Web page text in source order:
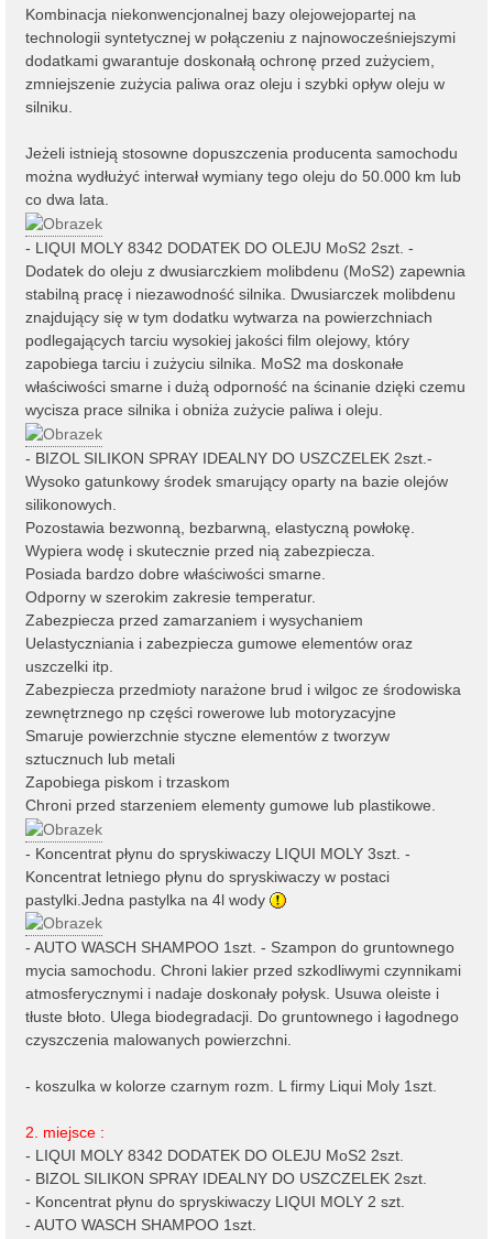
Kombinacja niekonwencjonalnej bazy olejowejopartej na
technologii syntetycznej w połączeniu z najnowocześniejszymi
dodatkami gwarantuje doskonałą ochronę przed zużyciem,
zmniejszenie zużycia paliwa oraz oleju i szybki opływ oleju w
silniku.
Jeżeli istnieją stosowne dopuszczenia producenta samochodu
można wydłużyć interwał wymiany tego oleju do 50.000 km lub
co dwa lata.
- LIQUI MOLY 8342 DODATEK DO OLEJU MoS2 2szt. -
Dodatek do oleju z dwusiarczkiem molibdenu (MoS2) zapewnia
stabilną pracę i niezawodność silnika. Dwusiarczek molibdenu
znajdujący się w tym dodatku wytwarza na powierzchniach
podlegających tarciu wysokiej jakości film olejowy, który
zapobiega tarciu i zużyciu silnika. MoS2 ma doskonałe
właściwości smarne i dużą odporność na ścinanie dzięki czemu
wycisza prace silnika i obniża zużycie paliwa i oleju.
- BIZOL SILIKON SPRAY IDEALNY DO USZCZELEK 2szt.-
Wysoko gatunkowy środek smarujący oparty na bazie olejów
silikonowych.
Pozostawia bezwonną, bezbarwną, elastyczną powłokę.
Wypiera wodę i skutecznie przed nią zabezpiecza.
Posiada bardzo dobre właściwości smarne.
Odporny w szerokim zakresie temperatur.
Zabezpiecza przed zamarzaniem i wysychaniem
Uelastyczniania i zabezpiecza gumowe elementów oraz
uszczelki itp.
Zabezpiecza przedmioty narażone brud i wilgoc ze środowiska
zewnętrznego np części rowerowe lub motoryzacyjne
Smaruje powierzchnie styczne elementów z tworzyw
sztucznuch lub metali
Zapobiega piskom i trzaskom
Chroni przed starzeniem elementy gumowe lub plastikowe.
- Koncentrat płynu do spryskiwaczy LIQUI MOLY 3szt. -
Koncentrat letniego płynu do spryskiwaczy w postaci
pastylki.Jedna pastylka na 4l wody
- AUTO WASCH SHAMPOO 1szt. - Szampon do gruntownego
mycia samochodu. Chroni lakier przed szkodliwymi czynnikami
atmosferycznymi i nadaje doskonały połysk. Usuwa oleiste i
tłuste błoto. Ulega biodegradacji. Do gruntownego i łagodnego
czyszczenia malowanych powierzchni.
- koszulka w kolorze czarnym rozm. L firmy Liqui Moly 1szt.
2. miejsce :
- LIQUI MOLY 8342 DODATEK DO OLEJU MoS2 2szt.
- BIZOL SILIKON SPRAY IDEALNY DO USZCZELEK 2szt.
- Koncentrat płynu do spryskiwaczy LIQUI MOLY 2 szt.
- AUTO WASCH SHAMPOO 1szt.